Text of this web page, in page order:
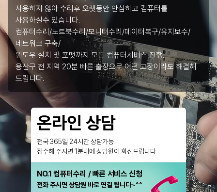
사용하지 않아 수리후 오랫동안 안심하고 컴퓨터를
사용하실수 있습니다.
컴퓨터수리/노트북수리/모니터수리/데이터복구/유지보수/
네트워크 구축/
윈도우 설치 및 포맷까지 모든 컴퓨터서비스 진행.
용산구 전 지역 20분 빠른 출장으로 어떤 고장이라도 해결해
드립니다.
온라인 상담
전국 365일 24시간 상담가능
접수해 주시면 1분내에 상담원이 회신드립니다
NO.1 컴퓨터수리 / 빠른 서비스 신청
전화 주시면 상담원 바로 연결 됩니다~^^